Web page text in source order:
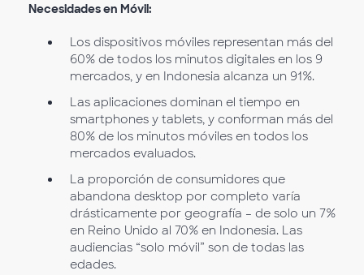
Necesidades en Móvil:
Los dispositivos móviles representan más del
60% de todos los minutos digitales en los 9
mercados, y en Indonesia alcanza un 91%.
Las aplicaciones dominan el tiempo en
smartphones y tablets, y conforman más del
80% de los minutos móviles en todos los
mercados evaluados.
La proporción de consumidores que
abandona desktop por completo varía
drásticamente por geografía – de solo un 7%
en Reino Unido al 70% en Indonesia. Las
audiencias “solo móvil” son de todas las
edades.